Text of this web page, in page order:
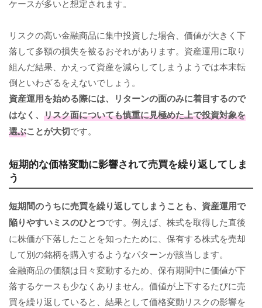
ケースが多いと想定されます。
リスクの高い金融商品に集中投資した場合、価値が大きく下
落して多額の損失を被るおそれがあります。資産運用に取り
組んだ結果、かえって資産を減らしてしまうようでは本末転
倒といわざるをえないでしょう。
資産運用を始める際には、リターンの面のみに着目するので
はなく、 リスク面についても慎重に見極めた上で投資対象を
選ぶことが大切です。
短期的な価格変動に影響されて売買を繰り返してしま
う
短期間のうちに売買を繰り返してしまうことも、資産運用で
陥りやすいミスのひとつです。例えば、株式を取得した直後
に株価が下落したことを知ったために、保有する株式を売却
して別の銘柄を購入するようなパターンが該当します。
金融商品の価額は日々変動するため、保有期間中に価値が下
落するケースも少なくありません。価値が上下するたびに売
買を繰り返していると、結果として価格変動リスクの影響を